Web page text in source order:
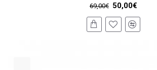
50,00€
69,00€